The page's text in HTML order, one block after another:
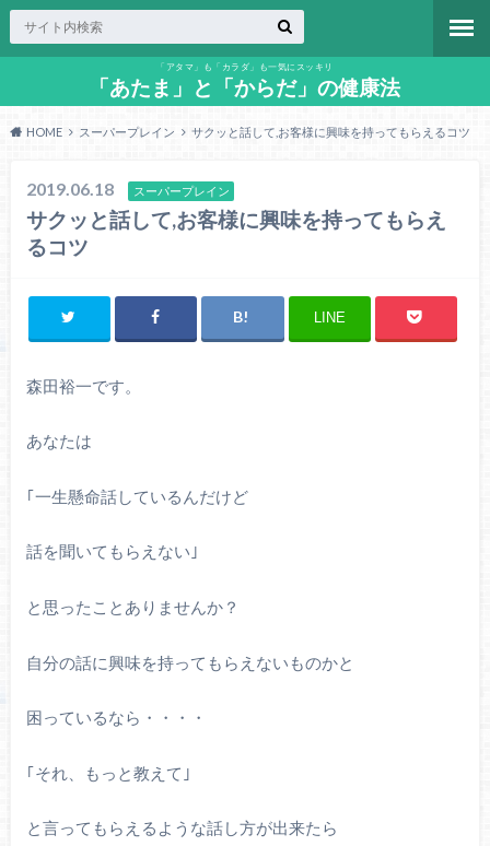
「アタマ」も「カラダ」も一気にスッキリ
「あたま」と「からだ」の健康法
HOME スーパープレイン サクッと話して,お客様に興味を持ってもらえるコツ
2019.06.18 スーパープレイン
サクッと話して,お客様に興味を持ってもらえ
るコツ
LINE
森田裕一です。
あなたは
｢一生懸命話しているんだけど
話を聞いてもらえない｣
と思ったことありませんか？
自分の話に興味を持ってもらえないものかと
困っているなら・・・・
｢それ、もっと教えて｣
と言ってもらえるような話し方が出来たら